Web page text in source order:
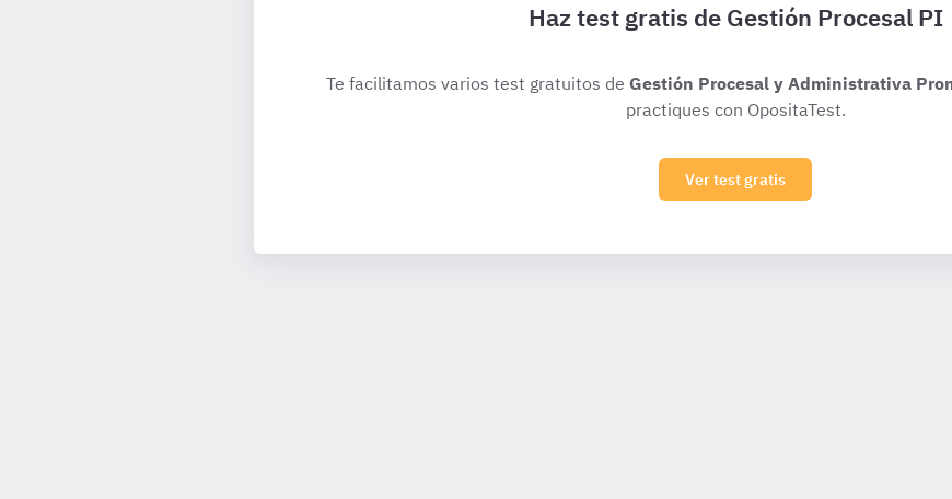
Haz test gratis de Gestión Procesal PI
Te facilitamos varios test gratuitos de Gestión Procesal y Administrativa
practiques con OpositaTest.
Ver test gratis